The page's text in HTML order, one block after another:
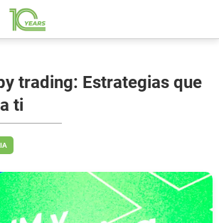
trading: Estrategias que
ti